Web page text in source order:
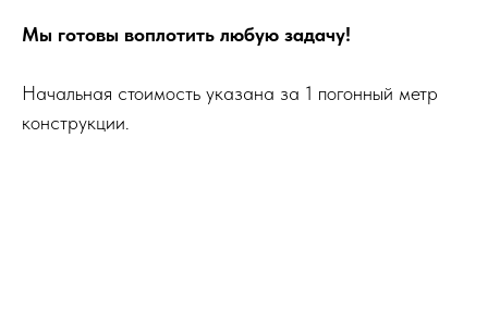
Мы готовы воплотить любую задачу!
Начальная стоимость указана за 1 погонный метр
конструкции.